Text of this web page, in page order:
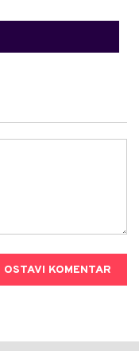
OSTAVI KOMENTAR